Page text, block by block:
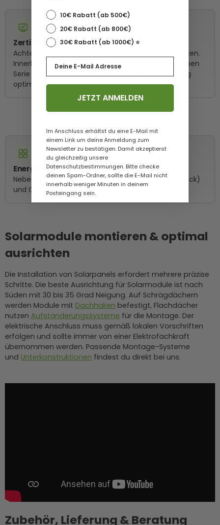
Zertifizierung & Hersteller
Achte auf die IEC-Zertifizierung und etablierte Marken.
Innerhalb einer Anlage lohnt es sich, Module derselben
Serie zu kombinieren, damit Spannung und Leistung
optimal zusammenpassen.
Energieeffizienz & Design
Neben der Leistung spielen auch Optik (z. B. Full-Black)
und Gewicht eine Rolle für Ertrag und Statik.
Solarmodule montieren & optimal
ausrichten
Die Installation von Solarpanels erfordert mehrere präzise
Schritte. Die beste Ausrichtung für Solarmodule ist nach
Süden mit 30 bis 35 Grad Neigung. Auf Schrägdächern
werden Module mit Dachhaken befestigt, Flachdächer
nutzen Aufständerungssysteme für die Montage. Der
elektrische Anschluss muss gemäß lokalen Vorschriften
erfolgen und sollte immer von einer Elektrofachkraft
übernommen werden. Passende Montage-Systeme
und Unterkonstruktionen findest du direkt bei uns.
Zubehör, Lieferung & Beratung
10€ Rabatt (ab 500€)
20€ Rabatt (ab 800€)
30€ Rabatt (ab 1000€) ⭐️
JETZT ANMELDEN
Im Anschluss erhältst du eine E-Mail mit
einem Link um deine Anmeldung zum
Newsletter zu bestätigen. Damit akzeptierst
du gleichzeitig unsere
Datenschutzbestimmungen. Bitte checke
deinen Spam-Ordner, sollte die E-Mail nicht
innerhalb weniger Minuten in deinem
Posteingang sein.